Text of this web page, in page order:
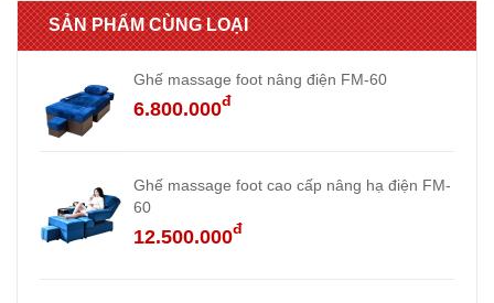
SẢN PHẨM CÙNG LOẠI
Ghế massage foot nâng điện FM-60
6.800.000đ
Ghế massage foot cao cấp nâng hạ điện FM-
60
12.500.000đ